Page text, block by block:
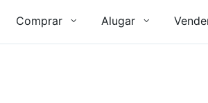
Comprar Alugar